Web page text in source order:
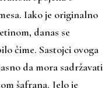
Iako je originalno
danas se
čime. Sastojci ovoga
da mora sadržavati
šafrana. Jelo je